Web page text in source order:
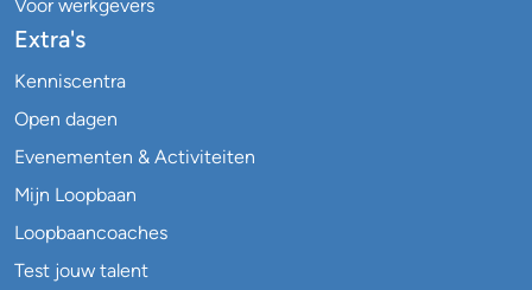
Voor werkgevers
Extra's
Kenniscentra
Open dagen
Evenementen & Activiteiten
Mijn Loopbaan
Loopbaancoaches
Test jouw talent